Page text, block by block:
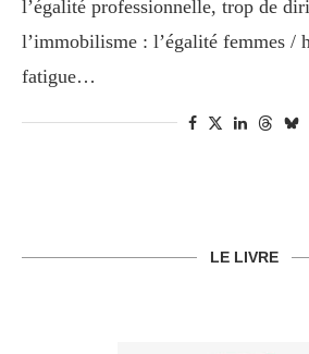
l’égalité professionnelle, trop de
l’immobilisme : l’égalité femmes /
fatigue…
LE LIVRE